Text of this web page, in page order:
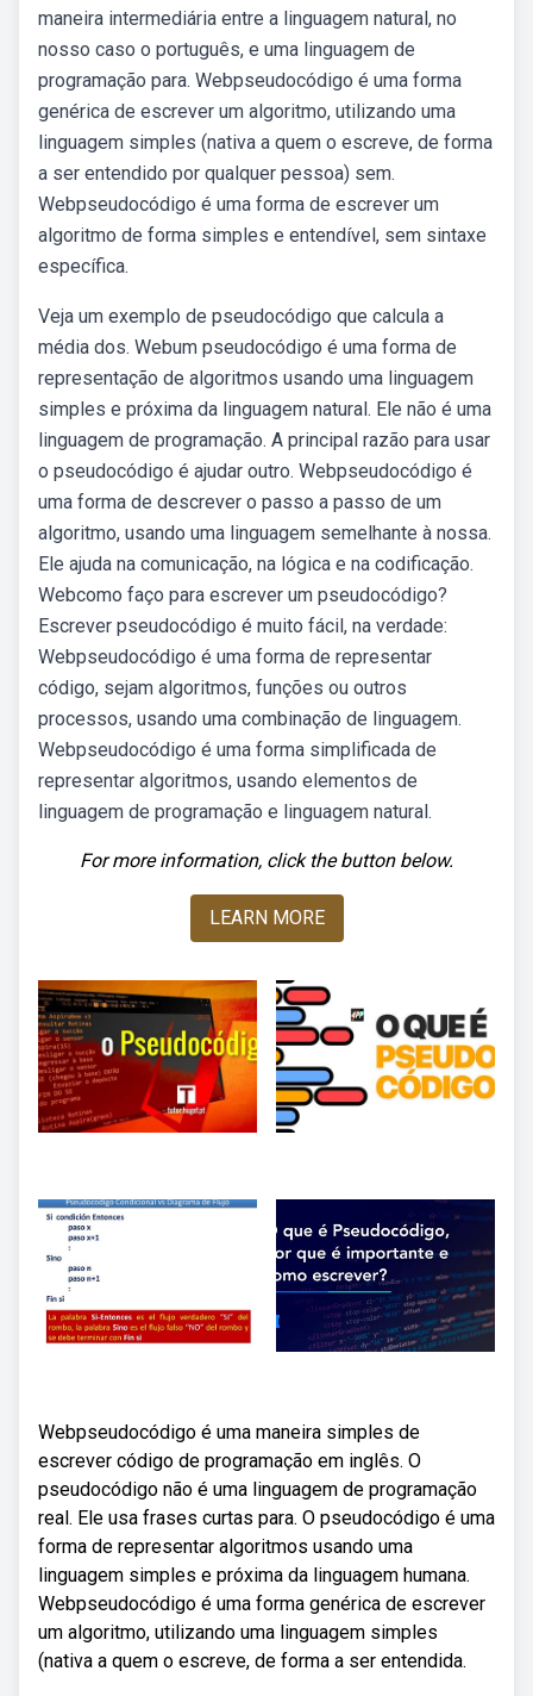
maneira intermediária entre a linguagem natural, no
nosso caso o português, e uma linguagem de
programação para. Webpseudocódigo é uma forma
genérica de escrever um algoritmo, utilizando uma
linguagem simples (nativa a quem o escreve, de forma
a ser entendido por qualquer pessoa) sem.
Webpseudocódigo é uma forma de escrever um
algoritmo de forma simples e entendível, sem sintaxe
específica.
Veja um exemplo de pseudocódigo que calcula a
média dos. Webum pseudocódigo é uma forma de
representação de algoritmos usando uma linguagem
simples e próxima da linguagem natural. Ele não é uma
linguagem de programação. A principal razão para usar
o pseudocódigo é ajudar outro. Webpseudocódigo é
uma forma de descrever o passo a passo de um
algoritmo, usando uma linguagem semelhante à nossa.
Ele ajuda na comunicação, na lógica e na codificação.
Webcomo faço para escrever um pseudocódigo?
Escrever pseudocódigo é muito fácil, na verdade:
Webpseudocódigo é uma forma de representar
código, sejam algoritmos, funções ou outros
processos, usando uma combinação de linguagem.
Webpseudocódigo é uma forma simplificada de
representar algoritmos, usando elementos de
linguagem de programação e linguagem natural.
For more information, click the button below.
LEARN MORE
Webpseudocódigo é uma maneira simples de
escrever código de programação em inglês. O
pseudocódigo não é uma linguagem de programação
real. Ele usa frases curtas para. O pseudocódigo é uma
forma de representar algoritmos usando uma
linguagem simples e próxima da linguagem humana.
Webpseudocódigo é uma forma genérica de escrever
um algoritmo, utilizando uma linguagem simples
(nativa a quem o escreve, de forma a ser entendida.